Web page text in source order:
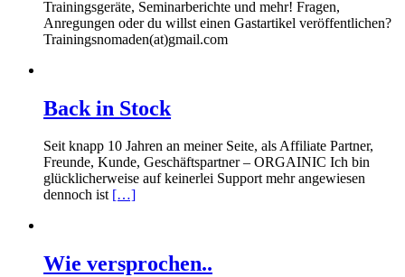
Trainingsgeräte, Seminarberichte und mehr! Fragen,
Anregungen oder du willst einen Gastartikel veröffentlichen?
Trainingsnomaden(at)gmail.com
Back in Stock
Seit knapp 10 Jahren an meiner Seite, als Affiliate Partner,
Freunde, Kunde, Geschäftspartner – ORGAINIC Ich bin
glücklicherweise auf keinerlei Support mehr angewiesen
dennoch ist […]
Wie versprochen..